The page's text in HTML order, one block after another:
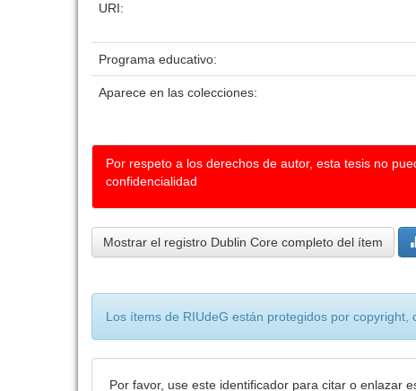
URI:
Programa educativo:
Aparece en las colecciones:
Por respeto a los derechos de autor, esta tesis no
confidencialidad
Mostrar el registro Dublin Core completo del ítem
Los ítems de RIUdeG están protegidos por
Por favor, use este identificador para citar o enlazar